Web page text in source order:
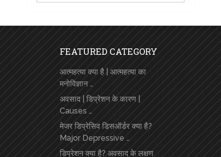
FEATURED CATEGORY
आत्महत्या क्या है | आत्महत्या का
मनोविज्ञान …
अवसाद | डिप्रेशन के कारण |
Causes …
मेजर डिप्रेसिव डिसऑर्डर क्या है?
Major Depressive …
डिप्रेशन क्या है? अवसाद के लक्षण